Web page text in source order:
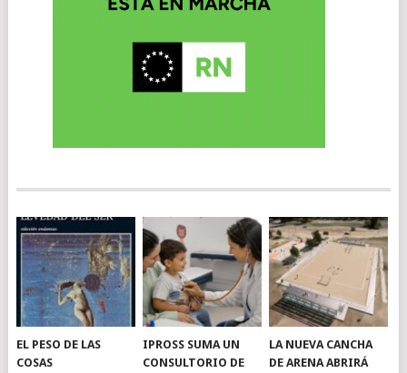
EL PESO DE LAS
COSAS
IPROSS SUMA UN
CONSULTORIO DE
LA NUEVA CANCHA
DE ARENA ABRIRÁ